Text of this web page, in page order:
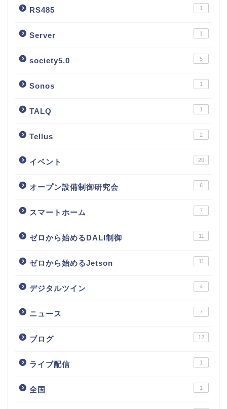
RS485 1
Server 1
society5.0 5
Sonos 1
TALQ 1
Tellus 2
イベント 20
オープン設備制御研究会 6
スマートホーム 7
ゼロから始めるDALI制御 11
ゼロから始めるJetson 11
デジタルツイン 4
ニュース 7
ブログ 12
ライブ配信 1
全国 1